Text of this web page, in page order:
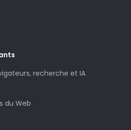
recherche et IA
du Web